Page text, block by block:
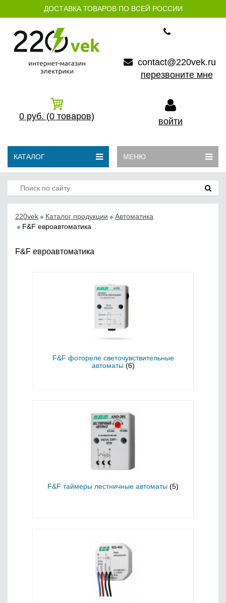
ДОСТАВКА ТОВАРОВ ПО ВСЕЙ РОССИИ
contact@220vek.ru
перезвоните мне
0 руб. (0 товаров) войти
КАТАЛОГ МЕНЮ
220vek Каталог продукции
Автоматика
F&F евроавтоматика
F&F евроавтоматика
F&F фотореле светочувствительные
автоматы (6)
F&F таймеры лестничные автоматы (5)